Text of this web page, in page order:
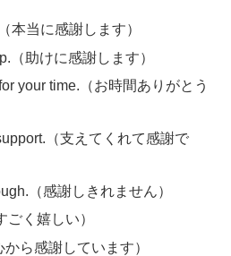
本当に感謝します）
（助けに感謝します）
your time.（お時間ありがとう
（支えてくれて感謝で
（感謝しきれません）
く嬉しい）
から感謝しています）